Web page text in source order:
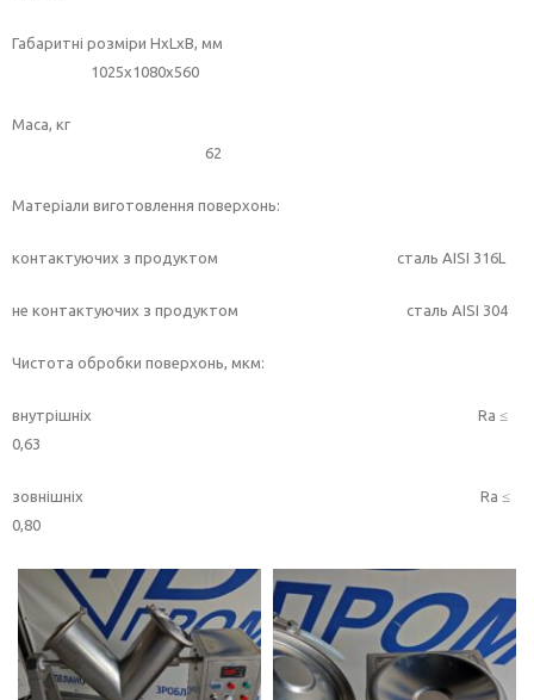
Габаритні розміри HxLxB, мм
1025х1080х560
Маса, кг
62
Матеріали виготовлення поверхонь:
контактуючих з продуктом сталь АІSІ 316L
не контактуючих з продуктом сталь АІSІ 304
Чистота обробки поверхонь, мкм:
внутрішніх Ra ≤
0,63
зовнішніх Ra ≤
0,80